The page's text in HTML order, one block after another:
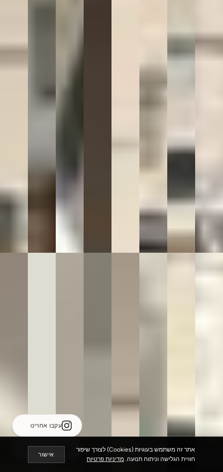
עקבו אחרינו
לשיחה עם נציג
אתר זה משתמש בעוגיות (Cookies) לצורך שיפור
חוויית הגלישה וניתוח תנועה. מדיניות פרטיות
אישור